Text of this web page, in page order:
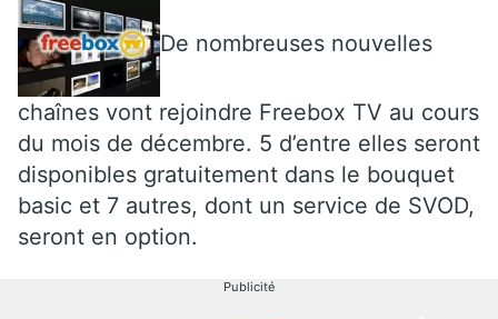
De nombreuses nouvelles
chaînes vont rejoindre Freebox TV au cours
du mois de décembre. 5 d’entre elles seront
disponibles gratuitement dans le bouquet
basic et 7 autres, dont un service de SVOD,
seront en option.
Publicité